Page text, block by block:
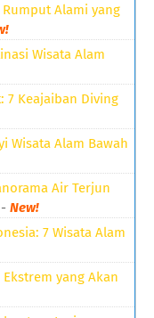
Alami yang
Wisata Alam
7 Keajaiban Diving
Wisata Alam Bawah
Air Terjun
-New!
7 Wisata Alam
yang Akan